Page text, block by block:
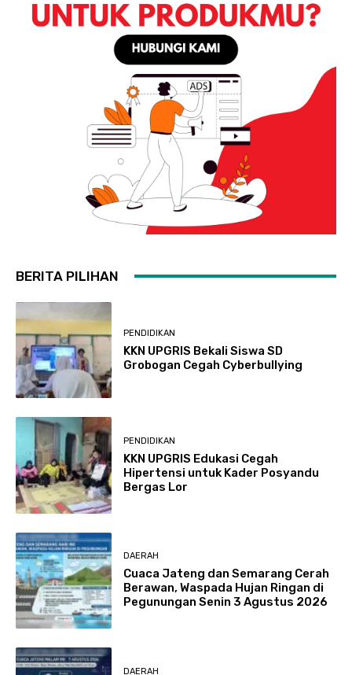
BERITA PILIHAN
PENDIDIKAN
KKN UPGRIS Bekali Siswa SD
Grobogan Cegah Cyberbullying
PENDIDIKAN
KKN UPGRIS Edukasi Cegah
Hipertensi untuk Kader Posyandu
Bergas Lor
DAERAH
Cuaca Jateng dan Semarang Cerah
Berawan, Waspada Hujan Ringan di
Pegunungan Senin 3 Agustus 2026
DAERAH